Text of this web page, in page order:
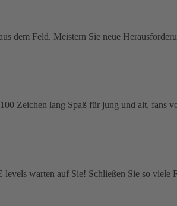
dem Feld. Meistern Sie neue
Zeichen lang Spaß für jung und alt, fans
warten auf Sie! Schließen Sie so viele